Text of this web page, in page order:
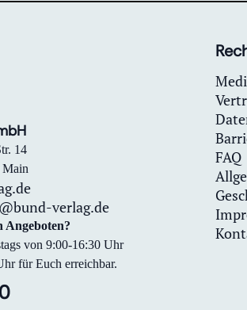
14
Main
verlag.de
Angeboten?
von 9:00-16:30 Uhr
für Euch erreichbar.
FAQ